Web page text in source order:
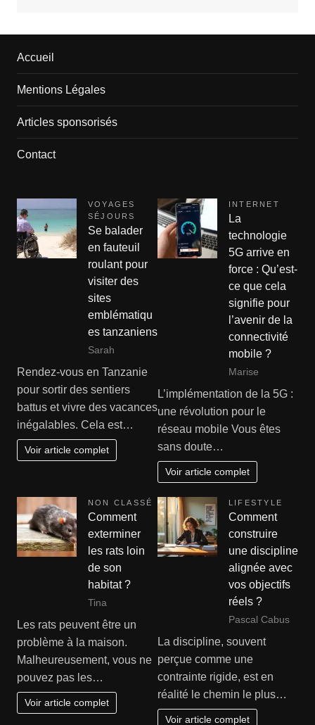
Accueil
Mentions Légales
Articles sponsorisés
Contact
VOYAGES
SÉJOURS
Se balader
en fauteuil
roulant pour
visiter des
sites
emblématiqu
es tanzaniens
Sarah
Rendez-vous en Tanzanie
pour sortir des sentiers
battus et vivre des vacances
inégalables. Cela est…
Voir article complet
INTERNET
La
technologie
5G arrive en
force : Qu’est-
ce que cela
signifie pour
l’avenir de la
connectivité
mobile ?
Marise
L’implémentation de la 5G :
une révolution pour le
réseau mobile Vous êtes
sans doute…
Voir article complet
NON CLASSÉ
Comment
exterminer
les rats loin
de son
habitat ?
Tina
Les rats peuvent être un
problème à la maison.
Malheureusement, vous ne
pouvez pas les…
Voir article complet
LIFESTYLE
Comment
construire
une discipline
alignée avec
vos objectifs
réels ?
Pascal Cabus
La discipline, souvent
perçue comme une
contrainte rigide, est en
réalité le chemin le plus…
Voir article complet